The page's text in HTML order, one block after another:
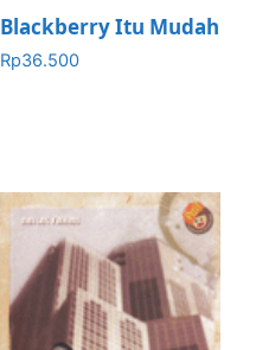
Blackberry Itu Mudah
Rp36.500